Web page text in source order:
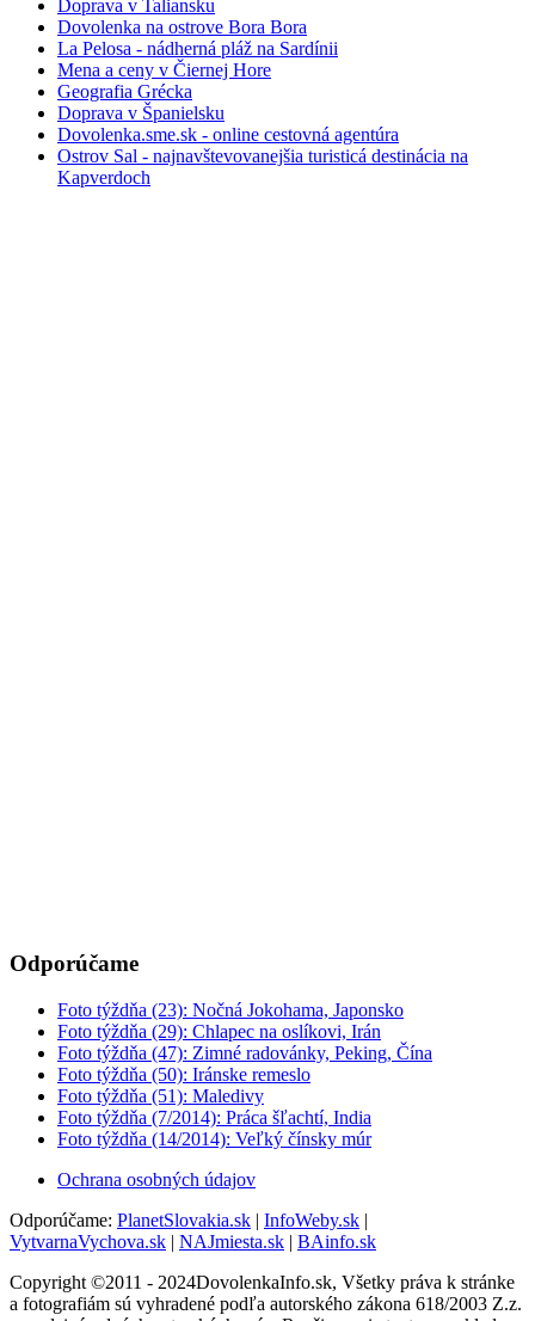
Doprava v Taliansku
Dovolenka na ostrove Bora Bora
La Pelosa - nádherná pláž na Sardínii
Mena a ceny v Čiernej Hore
Geografia Grécka
Doprava v Španielsku
Dovolenka.sme.sk - online cestovná agentúra
Ostrov Sal - najnavštevovanejšia turisticá destinácia na
Kapverdoch
Odporúčame
Foto týždňa (23): Nočná Jokohama, Japonsko
Foto týždňa (29): Chlapec na oslíkovi, Irán
Foto týždňa (47): Zimné radovánky, Peking, Čína
Foto týždňa (50): Iránske remeslo
Foto týždňa (51): Maledivy
Foto týždňa (7/2014): Práca šľachtí, India
Foto týždňa (14/2014): Veľký čínsky múr
Ochrana osobných údajov
Odporúčame: PlanetSlovakia.sk | InfoWeby.sk |
VytvarnaVychova.sk | NAJmiesta.sk | BAinfo.sk
Copyright ©2011 - 2024DovolenkaInfo.sk, Všetky práva k stránke
a fotografiám sú vyhradené podľa autorského zákona 618/2003 Z.z.